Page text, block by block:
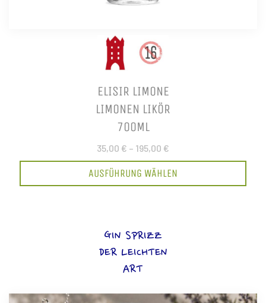
ELISIR LIMONE
LIMONEN LIKÖR
700ML
35,00 € – 195,00 €
AUSFÜHRUNG WÄHLEN
GIN SPRIZZ
DER LEICHTEN
ART